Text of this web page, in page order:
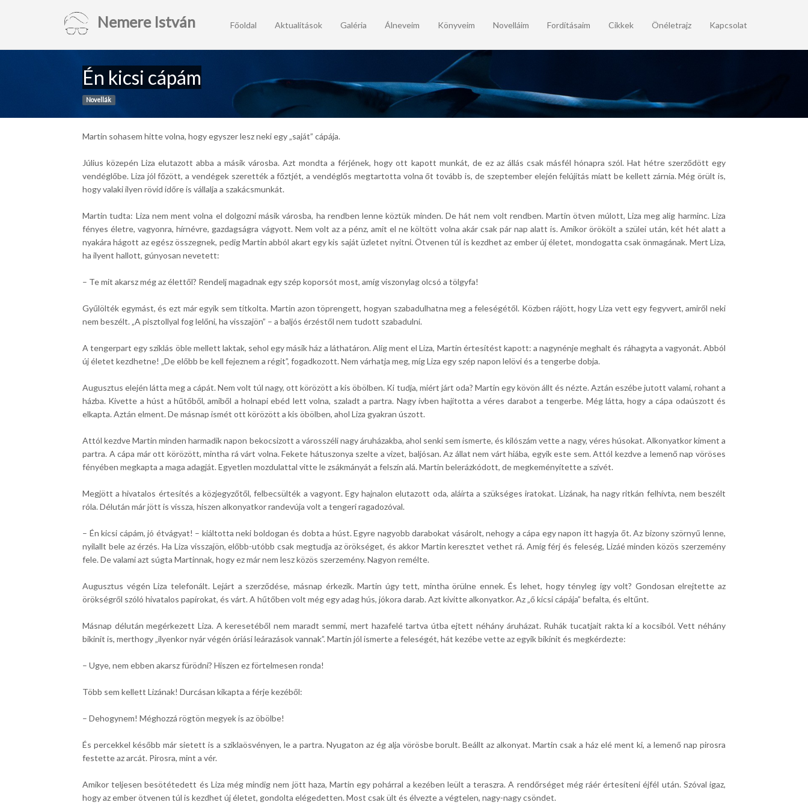
Nemere István Főoldal Aktualitások Galéria Álneveim Könyveim Novelláim Fordításaim Cikkek Önéletrajz Kapcsolat
Én kicsi cápám
Novellák
Martin sohasem hitte volna, hogy egyszer lesz neki egy „saját” cápája.
Július közepén Liza elutazott abba a másik városba. Azt mondta a férjének, hogy ott kapott munkát, de ez az állás csak másfél hónapra szól. Hat hétre szerződött egy
vendéglőbe. Liza jól főzött, a vendégek szerették a főztjét, a vendéglős megtartotta volna őt tovább is, de szeptember elején felújítás miatt be kellett zárnia. Még örült is,
hogy valaki ilyen rövid időre is vállalja a szakácsmunkát.
Martin tudta: Liza nem ment volna el dolgozni másik városba, ha rendben lenne köztük minden. De hát nem volt rendben. Martin ötven múlott, Liza meg alig harminc. Liza
fényes életre, vagyonra, hírnévre, gazdagságra vágyott. Nem volt az a pénz, amit el ne költött volna akár csak pár nap alatt is. Amikor örökölt a szülei után, két hét alatt a
nyakára hágott az egész összegnek, pedig Martin abból akart egy kis saját üzletet nyitni. Ötvenen túl is kezdhet az ember új életet, mondogatta csak önmagának. Mert Liza,
ha ilyent hallott, gúnyosan nevetett:
– Te mit akarsz még az élettől? Rendelj magadnak egy szép koporsót most, amíg viszonylag olcsó a tölgyfa!
Gyűlölték egymást, és ezt már egyik sem titkolta. Martin azon töprengett, hogyan szabadulhatna meg a feleségétől. Közben rájött, hogy Liza vett egy fegyvert, amiről neki
nem beszélt. „A pisztollyal fog lelőni, ha visszajön” – a baljós érzéstől nem tudott szabadulni.
A tengerpart egy sziklás öble mellett laktak, sehol egy másik ház a láthatáron. Alig ment el Liza, Martin értesítést kapott: a nagynénje meghalt és ráhagyta a vagyonát. Abból
új életet kezdhetne! „De előbb be kell fejeznem a régit”, fogadkozott. Nem várhatja meg, míg Liza egy szép napon lelövi és a tengerbe dobja.
Augusztus elején látta meg a cápát. Nem volt túl nagy, ott körözött a kis öbölben. Ki tudja, miért járt oda? Martin egy kövön állt és nézte. Aztán eszébe jutott valami, rohant a
házba. Kivette a húst a hűtőből, amiből a holnapi ebéd lett volna, szaladt a partra. Nagy ívben hajította a véres darabot a tengerbe. Még látta, hogy a cápa odaúszott és
elkapta. Aztán elment. De másnap ismét ott körözött a kis öbölben, ahol Liza gyakran úszott.
Attól kezdve Martin minden harmadik napon bekocsizott a városszéli nagy áruházakba, ahol senki sem ismerte, és kilószám vette a nagy, véres húsokat. Alkonyatkor kiment a
partra. A cápa már ott körözött, mintha rá várt volna. Fekete hátuszonya szelte a vizet, baljósan. Az állat nem várt hiába, egyik este sem. Attól kezdve a lemenő nap vöröses
fényében megkapta a maga adagját. Egyetlen mozdulattal vitte le zsákmányát a felszín alá. Martin belerázkódott, de megkeményítette a szívét.
Megjött a hivatalos értesítés a közjegyzőtől, felbecsülték a vagyont. Egy hajnalon elutazott oda, aláírta a szükséges iratokat. Lizának, ha nagy ritkán felhívta, nem beszélt
róla. Délután már jött is vissza, hiszen alkonyatkor randevúja volt a tengeri ragadozóval.
– Én kicsi cápám, jó étvágyat! – kiáltotta neki boldogan és dobta a húst. Egyre nagyobb darabokat vásárolt, nehogy a cápa egy napon itt hagyja őt. Az bizony szörnyű lenne,
nyilallt bele az érzés. Ha Liza visszajön, előbb-utóbb csak megtudja az örökséget, és akkor Martin keresztet vethet rá. Amíg férj és feleség, Lizáé minden közös szerzemény
fele. De valami azt súgta Martinnak, hogy ez már nem lesz közös szerzemény. Nagyon remélte.
Augusztus végén Liza telefonált. Lejárt a szerződése, másnap érkezik. Martin úgy tett, mintha örülne ennek. És lehet, hogy tényleg így volt? Gondosan elrejtette az
örökségről szóló hivatalos papírokat, és várt. A hűtőben volt még egy adag hús, jókora darab. Azt kivitte alkonyatkor. Az „ő kicsi cápája” befalta, és eltűnt.
Másnap délután megérkezett Liza. A keresetéből nem maradt semmi, mert hazafelé tartva útba ejtett néhány áruházat. Ruhák tucatjait rakta ki a kocsiból. Vett néhány
bikinit is, merthogy „ilyenkor nyár végén óriási leárazások vannak”. Martin jól ismerte a feleségét, hát kezébe vette az egyik bikinit és megkérdezte:
– Ugye, nem ebben akarsz fürödni? Hiszen ez förtelmesen ronda!
Több sem kellett Lizának! Durcásan kikapta a férje kezéből:
– Dehogynem! Méghozzá rögtön megyek is az öbölbe!
És percekkel később már sietett is a sziklaösvényen, le a partra. Nyugaton az ég alja vörösbe borult. Beállt az alkonyat. Martin csak a ház elé ment ki, a lemenő nap pirosra
festette az arcát. Pirosra, mint a vér.
Amikor teljesen besötétedett és Liza még mindig nem jött haza, Martin egy pohárral a kezében leült a teraszra. A rendőrséget még ráér értesíteni éjfél után. Szóval igaz,
hogy az ember ötvenen túl is kezdhet új életet, gondolta elégedetten. Most csak ült és élvezte a végtelen, nagy-nagy csöndet.